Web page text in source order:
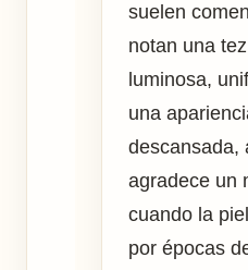
suelen
notan una
luminosa,
una
descansada,
agradece un
cuando la
por épocas